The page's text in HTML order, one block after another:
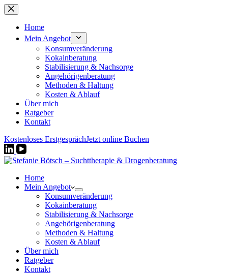
Zum
Inhalt
springenHome
Mein Angebot
Konsumveränderung
Kokainberatung
Stabilisierung & Nachsorge
Angehörigenberatung
Methoden & Haltung
Kosten & Ablauf
Über mich
Ratgeber
Kontakt
Kostenloses ErstgesprächJetzt online Buchen
Home
Mein Angebot
Konsumveränderung
Kokainberatung
Stabilisierung & Nachsorge
Angehörigenberatung
Methoden & Haltung
Kosten & Ablauf
Über mich
Ratgeber
Kontakt